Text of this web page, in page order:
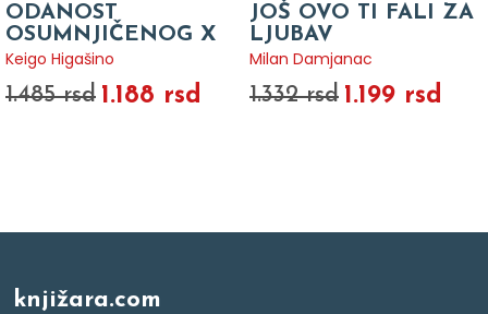
ODANOST
OSUMNJIČENOG X
Keigo Higašino
1.485 rsd 1.188 rsd
JOŠ OVO TI FALI ZA
LJUBAV
Milan Damjanac
1.332 rsd 1.199 rsd
knjižara.com